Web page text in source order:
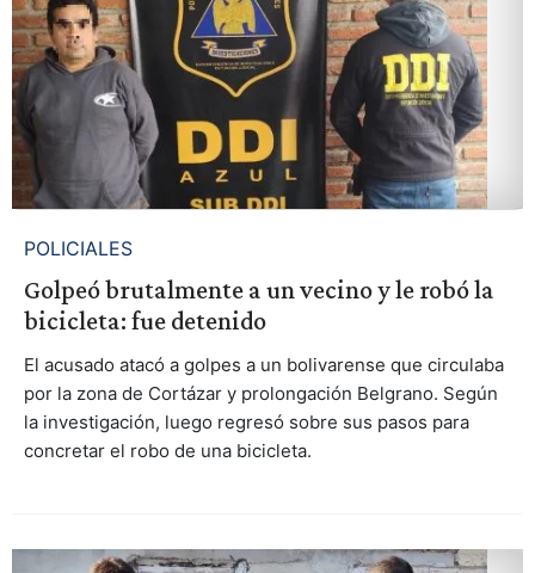
POLICIALES
Golpeó brutalmente a un vecino y le robó la
bicicleta: fue detenido
El acusado atacó a golpes a un bolivarense que circulaba
por la zona de Cortázar y prolongación Belgrano. Según
la investigación, luego regresó sobre sus pasos para
concretar el robo de una bicicleta.